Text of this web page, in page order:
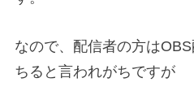
なので、配信者の方は
ちると言われがちですが